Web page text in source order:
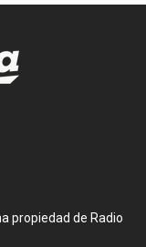
propiedad de Radio